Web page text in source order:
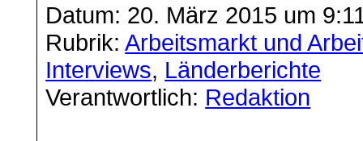
Datum: 20. März 2015 um
Rubrik:Arbeitsmarkt und
Interviews, Länderberichte
Verantwortlich: Redaktion